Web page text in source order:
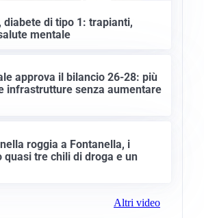
diabete di tipo 1: trapianti,
mentale
approva il bilancio 26-28: più
infrastrutture senza aumentare
roggia a Fontanella, i
tre chili di droga e un
Altri video